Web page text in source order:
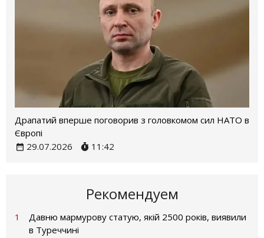
Драпатий вперше поговорив з головкомом сил НАТО в
Європі
29.07.2026
11:42
Рекомендуем
1
Давню мармурову статую, якій 2500 років, виявили
в Туреччині